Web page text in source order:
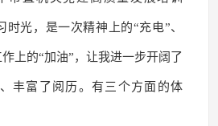
时光，是一次精神上的“充电”、
上的“加油”，让我进一步开阔了
丰富了阅历。有三个方面的体